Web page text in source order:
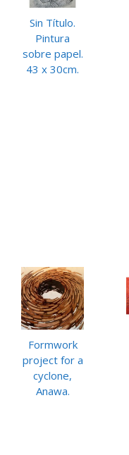
Sin Título.
Pintura
sobre papel.
43 x 30cm.
Formwork
project for a
cyclone,
Anawa.